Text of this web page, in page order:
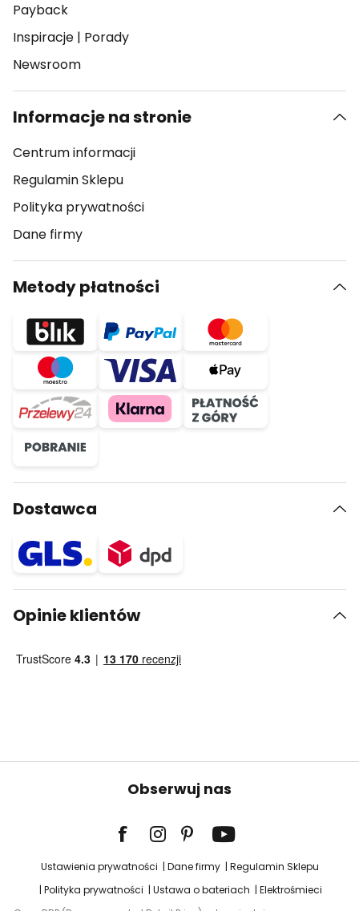
Payback
Inspiracje | Porady
Newsroom
Informacje na stronie
Centrum informacji
Regulamin Sklepu
Polityka prywatności
Dane firmy
Metody płatności
Dostawca
Opinie klientów
Obserwuj nas
Ustawienia prywatności Dane firmy
Regulamin Sklepu
Polityka prywatności
Ustawa o bateriach
Elektrośmieci